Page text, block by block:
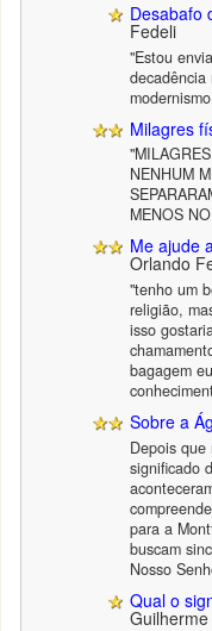
Desabafo
Fedeli
"Estou
Milagres
NENHUM
MENOS
Me ajude
Orlando
"tenho um
religião,
isso
bagagem
Sobre a
Depois
significado
para a
buscam
Nosso
Qual o